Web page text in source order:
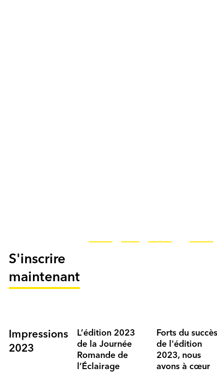
S'inscrire
maintenant
Impressions
2023
L’édition 2023
de la Journée
Romande de
l’Éclairage
Forts du succès
de l'édition
2023, nous
avons à cœur